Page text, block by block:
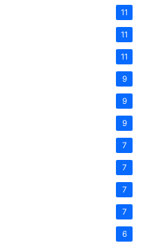
11
11
11
9
9
9
7
7
7
7
6